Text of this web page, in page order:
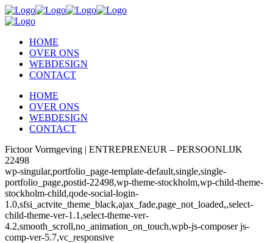
HOME
OVER ONS
WEBDESIGN
CONTACT
HOME
OVER ONS
WEBDESIGN
CONTACT
Fictoor Vormgeving | ENTREPRENEUR – PERSOONLIJK
22498
wp-singular,portfolio_page-template-default,single,single-
portfolio_page,postid-22498,wp-theme-stockholm,wp-child-theme-
stockholm-child,qode-social-login-
1.0,sfsi_actvite_theme_black,ajax_fade,page_not_loaded,,select-
child-theme-ver-1.1,select-theme-ver-
4.2,smooth_scroll,no_animation_on_touch,wpb-js-composer js-
comp-ver-5.7,vc_responsive